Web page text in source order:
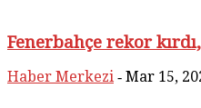
Fenerbahçe rekor
Haber Merkezi - Mar 15,